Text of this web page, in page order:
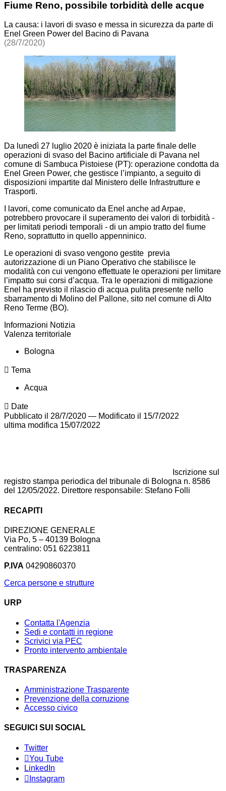
Fiume Reno, possibile torbidità delle acque
La causa: i lavori di svaso e messa in sicurezza da parte di
Enel Green Power del Bacino di Pavana
(28/7/2020)
Da lunedì 27 luglio 2020 è iniziata la parte finale delle
operazioni di svaso del Bacino artificiale di Pavana nel
comune di Sambuca Pistoiese (PT): operazione condotta da
Enel Green Power, che gestisce l’impianto, a seguito di
disposizioni impartite dal Ministero delle Infrastrutture e
Trasporti.
I lavori, come comunicato da Enel anche ad Arpae,
potrebbero provocare il superamento dei valori di torbidità -
per limitati periodi temporali - di un ampio tratto del fiume
Reno, soprattutto in quello appenninico.
Le operazioni di svaso vengono gestite previa
autorizzazione di un Piano Operativo che stabilisce le
modalità con cui vengono effettuate le operazioni per limitare
l’impatto sui corsi d’acqua. Tra le operazioni di mitigazione
Enel ha previsto il rilascio di acqua pulita presente nello
sbarramento di Molino del Pallone, sito nel comune di Alto
Reno Terme (BO).
Informazioni Notizia
Valenza territoriale
Bologna
Tema
Acqua
Date
Pubblicato il 28/7/2020 — Modificato il 15/7/2022
ultima modifica 15/07/2022
Iscrizione sul
registro stampa periodica del tribunale di Bologna n. 8586
del 12/05/2022. Direttore responsabile: Stefano Folli
RECAPITI
DIREZIONE GENERALE
Via Po, 5 – 40139 Bologna
centralino: 051 6223811
P.IVA 04290860370
Cerca persone e strutture
URP
Contatta l'Agenzia
Sedi e contatti in regione
Scrivici via PEC
Pronto intervento ambientale
TRASPARENZA
Amministrazione Trasparente
Prevenzione della corruzione
Accesso civico
SEGUICI SUI SOCIAL
Twitter
You Tube
LinkedIn
Instagram